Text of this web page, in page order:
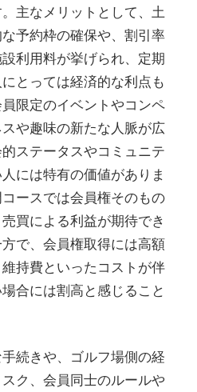
主なメリットとして、土
予約枠の確保や、割引率
利用料が挙げられ、定期
とっては経済的な利点も
限定のイベントやコンペ
や趣味の新たな人脈が広
ステータスやコミュニテ
には特有の価値がありま
ースでは会員権そのもの
買による利益が期待でき
で、会員権取得には高額
持費といったコストが伴
合には割高と感じること
続きや、ゴルフ場側の経
ク、会員同士のルールや